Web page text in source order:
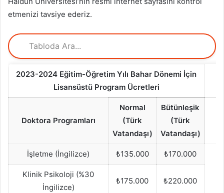
etmenizi tavsiye ederiz.
2023-2024 Eğitim-Öğretim Yılı Bahar Dönemi İçin
Lisansüstü Program Ücretleri
Doktora Programları
Normal
(Türk
Vatandaşı)
Bütünleşik
(Türk
Vatandaşı)
İşletme (İngilizce) ₺135.000 ₺170.000
Klinik Psikoloji (%30
İngilizce)
₺175.000 ₺220.000